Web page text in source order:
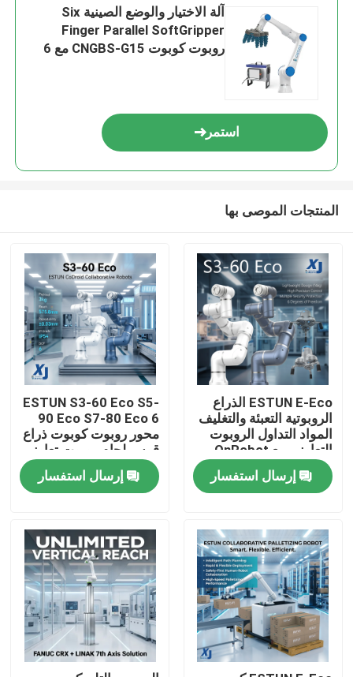
المنزل
المنتجات
فيديوهات
آلة الاختيار والوضع الصينية Six
Finger Parallel SoftGripper
روبوت كوبوت CNGBS-G15 مع 6
استمر
المنتجات الموصى بها
ESTUN E-Eco الذراع
الروبوتية التعبئة والتغليف
المواد التداول الروبوت
التعاوني مع OnRobot
المقبض
إرسال استفسار
ESTUN S3-60 Eco S5-
90 Eco S7-80 Eco 6
محور روبوت كوبوت ذراع
قوس لحام روبوت تعاوني
CNGBS محرك تحديد
المواقع لحامإرسال استفسار